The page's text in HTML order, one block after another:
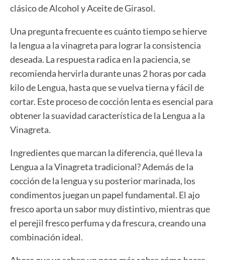
clásico de Alcohol y Aceite de Girasol.
Una pregunta frecuente es cuánto tiempo se hierve
la lengua a la vinagreta para lograr la consistencia
deseada. La respuesta radica en la paciencia, se
recomienda hervirla durante unas 2 horas por cada
kilo de Lengua, hasta que se vuelva tierna y fácil de
cortar. Este proceso de cocción lenta es esencial para
obtener la suavidad característica de la Lengua a la
Vinagreta.
Ingredientes que marcan la diferencia, qué lleva la
Lengua a la Vinagreta tradicional? Además de la
cocción de la lengua y su posterior marinada, los
condimentos juegan un papel fundamental. El ajo
fresco aporta un sabor muy distintivo, mientras que
el perejil fresco perfuma y da frescura, creando una
combinación ideal.